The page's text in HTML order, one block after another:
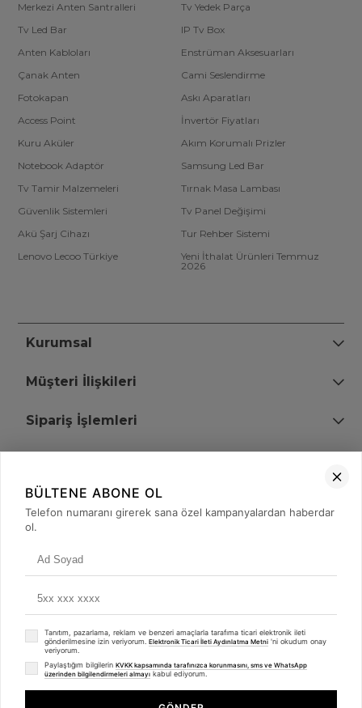
Merkezi Anten Santralleri
Tv Yedek Parça
Tv Led Bar
IP Tv Box
Anten Kabloları
Enstrüman Aksesuarları
Çanak Anten
Cami Seslendirme
Fotokapan
Askı Aparatları
Access Point
İnvertör Fiyatları
Kuru Aküler
Akım Korumalı Prizler
Notebook Adaptör
Samsung Led Bar
Tv Tamir Malzemeleri
Tırnak Masa Lambası
Güvenlik Sistemleri
Tv Panel Değişimi
Akü Şarj Cihazı
Tur Rehber Sistemi
Lenovo Lecoo Türkiye
Yeni İthalat Ürünleri Temmuz
2026
Kurumsal
Müşteri İlişkileri
Sipariş İşlemleri
+90 (850) 473 08 08
© 2008 - 2026merterelektronik.com
- Tüm Hakları Saklıdır. Kredi kartı bilgileriniz 256bit SSL sertifikası ile
Whatsapp
BÜLTENE ABONE OL
Telefon numaranı girerek sana özel kampanyalardan haberdar
ol.
Tanıtım, pazarlama, reklam ve benzeri amaçlarla tarafıma ticari elektronik ileti
gönderilmesine izin veriyorum. Elektronik Ticari İleti Aydınlatma Metni 'ni okudum onay
veriyorum.
Paylaştığım bilgilerin KVKK kapsamında tarafınızca korunmasını, sms ve WhatsApp
üzerinden bilgilendirmeleri almayı kabul ediyorum.